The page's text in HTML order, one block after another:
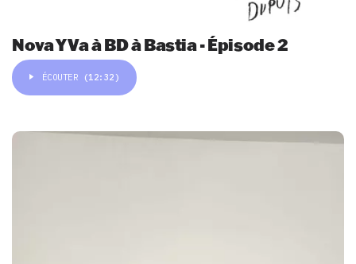
Nova Y Va à BD à Bastia - Épisode 2
ÉCOUTER (12:32)